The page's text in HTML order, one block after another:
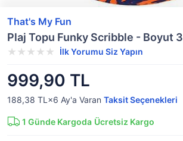
That's My Fun
Plaj Topu Funky Scribble - Boyut 3
İlk Yorumu Siz Yapın
999,90 TL
188,38 TL×6 Ay'a Varan Taksit Seçenekleri
1 Günde Kargoda Ücretsiz Kargo